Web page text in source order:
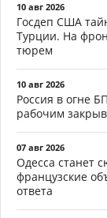
10 авг 2026
Госдеп США
Турции. На
тюрем
10 авг 2026
Россия в огне
рабочим
07 авг 2026
Одесса станет
французские
ответа